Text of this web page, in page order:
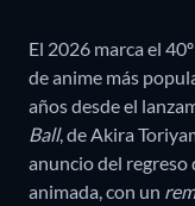
El 2026 marca el
de anime más
años desde el
Ball, de Akira
anuncio del regreso
animada, con un